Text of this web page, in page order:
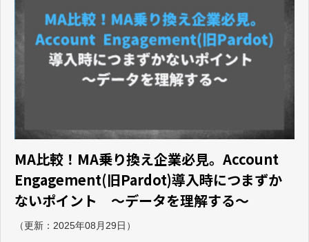
MA比較！MA乗り換え企業必見。Account
Engagement(旧Pardot)導入時につまずか
ないポイント 〜データを理解する〜
（更新： 2025年08月29日 ）